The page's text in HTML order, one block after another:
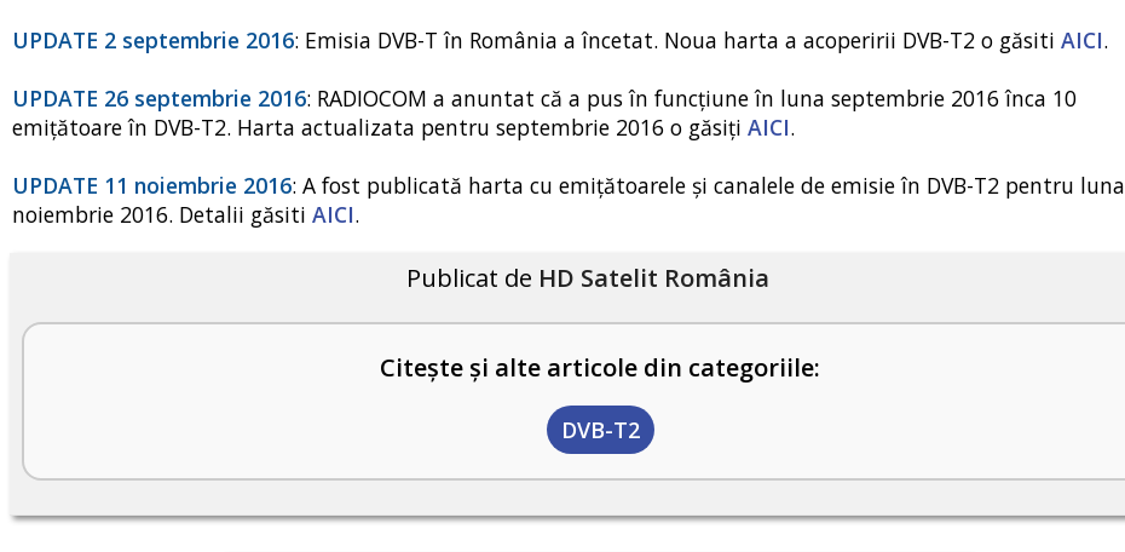
UPDATE 2 septembrie 2016: Emisia DVB-T în România a încetat. Noua harta a acoperirii DVB-T2 o găsiti AICI.
UPDATE 26 septembrie 2016: RADIOCOM a anuntat că a pus în funcțiune în luna septembrie 2016 înca 10
emițătoare în DVB-T2. Harta actualizata pentru septembrie 2016 o găsiți AICI.
UPDATE 11 noiembrie 2016: A fost publicată harta cu emițătoarele și canalele de emisie în DVB-T2 pentru luna
noiembrie 2016. Detalii găsiti AICI.
Publicat de HD Satelit România
Citește și alte articole din categoriile:
DVB-T2